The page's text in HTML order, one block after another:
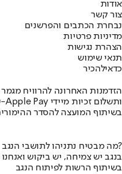
אודות
צור קשר
נבחרת הכתבים והפרשנים
מדיניות פרטיות
הצהרת נגישות
תנאי שימוש
כדאילהכיר
הזדמנות האחרונה להרוויח מגמר
יחסי הימור משופרים, הפקדות ב-Apple Pay ותשלום זכיות מיידי
בשיתוף המועצה להסדר
מה מבטיח נתניהו לתושבי הנגב?
בנגב יש צמיחה, יש ביקוש
בשיתוף הרשות לפיתוח הנגב